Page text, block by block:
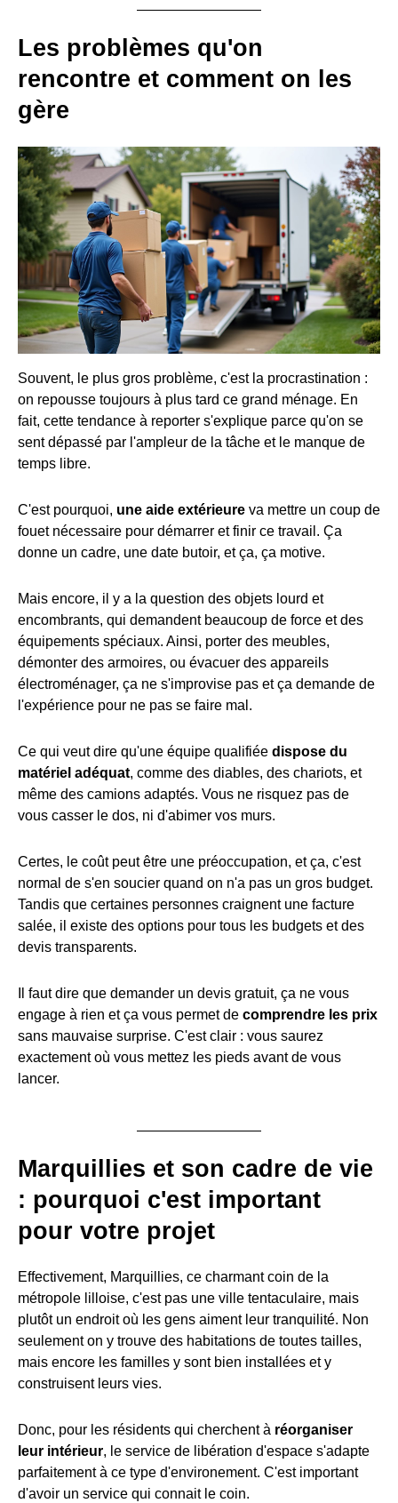
Les problèmes qu'on
rencontre et comment on les
gère
Souvent, le plus gros problème, c'est la procrastination :
on repousse toujours à plus tard ce grand ménage. En
fait, cette tendance à reporter s'explique parce qu'on se
sent dépassé par l'ampleur de la tâche et le manque de
temps libre.
C'est pourquoi, une aide extérieure va mettre un coup de
fouet nécessaire pour démarrer et finir ce travail. Ça
donne un cadre, une date butoir, et ça, ça motive.
Mais encore, il y a la question des objets lourd et
encombrants, qui demandent beaucoup de force et des
équipements spéciaux. Ainsi, porter des meubles,
démonter des armoires, ou évacuer des appareils
électroménager, ça ne s'improvise pas et ça demande de
l'expérience pour ne pas se faire mal.
Ce qui veut dire qu'une équipe qualifiée dispose du
matériel adéquat, comme des diables, des chariots, et
même des camions adaptés. Vous ne risquez pas de
vous casser le dos, ni d'abimer vos murs.
Certes, le coût peut être une préoccupation, et ça, c'est
normal de s'en soucier quand on n'a pas un gros budget.
Tandis que certaines personnes craignent une facture
salée, il existe des options pour tous les budgets et des
devis transparents.
Il faut dire que demander un devis gratuit, ça ne vous
engage à rien et ça vous permet de comprendre les prix
sans mauvaise surprise. C'est clair : vous saurez
exactement où vous mettez les pieds avant de vous
lancer.
Marquillies et son cadre de vie
: pourquoi c'est important
pour votre projet
Effectivement, Marquillies, ce charmant coin de la
métropole lilloise, c'est pas une ville tentaculaire, mais
plutôt un endroit où les gens aiment leur tranquilité. Non
seulement on y trouve des habitations de toutes tailles,
mais encore les familles y sont bien installées et y
construisent leurs vies.
Donc, pour les résidents qui cherchent à réorganiser
leur intérieur, le service de libération d'espace s'adapte
parfaitement à ce type d'environement. C'est important
d'avoir un service qui connait le coin.